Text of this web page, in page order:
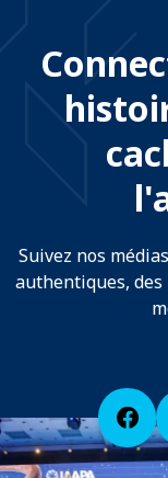
Suivez nos
authentiques, des